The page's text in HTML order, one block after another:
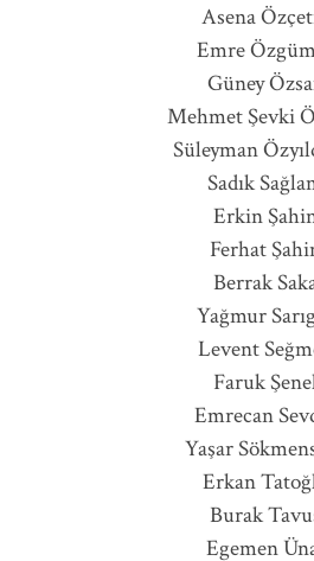
Asena
Emre
Güney
Mehmet Şevki
Süleyman
Sadık
Erkin
Ferhat
Berrak
Yağmur
Levent
Faruk
Emrecan
Yaşar
Erkan
Burak
Egemen